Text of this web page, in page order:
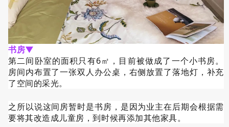
书房▼
第二间卧室的面积只有6㎡，目前被做成了一个小书房。
房间内布置了一张双人办公桌，右侧放置了落地灯，补充
了空间的采光。
之所以说这间房暂时是书房，是因为业主在后期会根据需
要将其改造成儿童房，到时候再添加其他家具。